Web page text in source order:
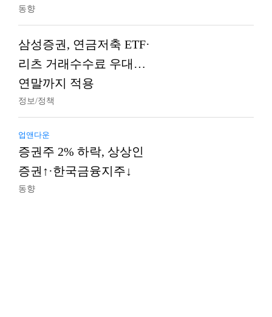
동향
삼성증권, 연금저축 ETF·
리츠 거래수수료 우대…
연말까지 적용
정보/정책
업앤다운
증권주 2% 하락, 상상인
증권↑·한국금융지주↓
동향